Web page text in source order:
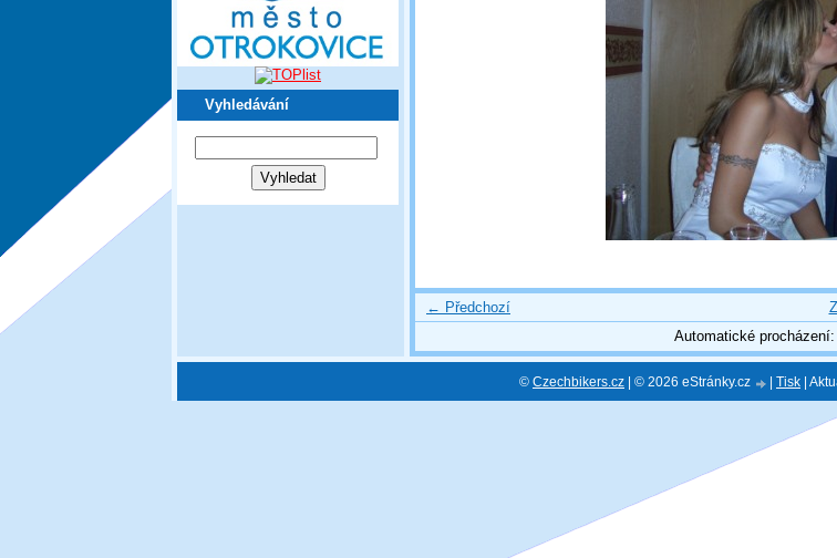
Vyhledávání
← Předchozí
Automatické procházení:
© Czechbikers.cz | © 2026 eStránky.cz Tisk